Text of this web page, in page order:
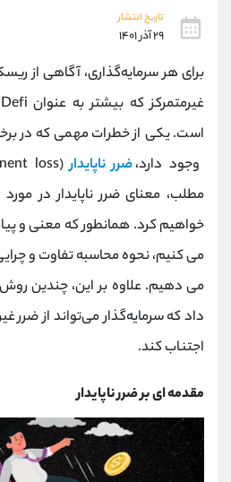
تاریخ انتشار
۲۹ آذر ۱۴۰۱
برای هر سرمایه‌گذاری، آگاهی از
است. یکی از خطرات مهمی که در
وجود دارد،ضرر ناپایدار
مطلب، معنای ضرر ناپایدار در
خواهیم کرد. همانطور که معنی و
می کنیم، نحوه محاسبه تفاوت و
می دهیم. علاوه بر این، چندین
داد که سرمایه‌گذار می‌تواند از ضرر
اجتناب کند.
مقدمه ای بر ضرر ناپایدار
اطلاعات تماس (دفتر فروش)
تلفن
بدون پیش شماره
اینستاگرام